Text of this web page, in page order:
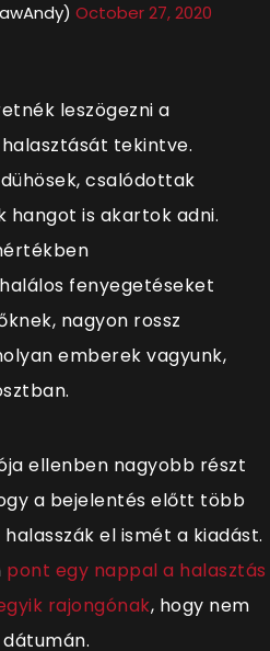
October 27, 2020
leszögezni a
tekintve.
csalódottak
hangot is akartok adni.
fenyegetéseket
nagyon rossz
emberek vagyunk,
ellenben nagyobb részt
a bejelentés előtt több
el ismét a kiadást.
pont egy nappal a halasztás
rajongónak, hogy nem